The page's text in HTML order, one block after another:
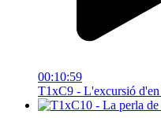
00:10:59
T1xC9 - L'excursió